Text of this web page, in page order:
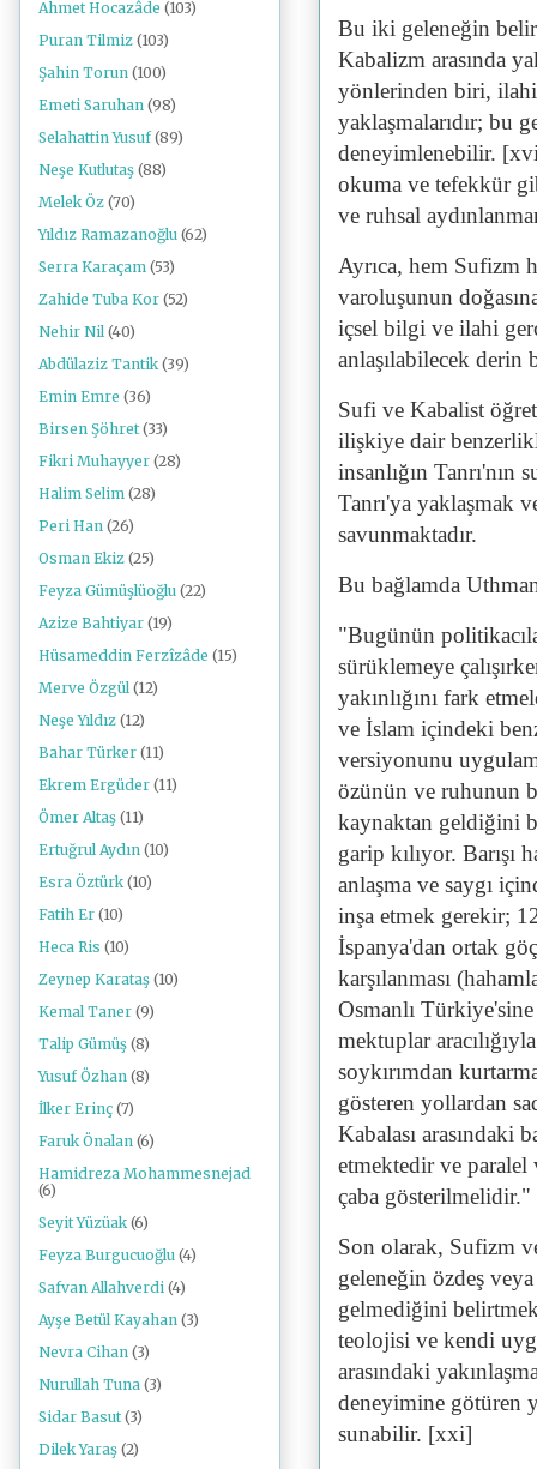
Bu iki geleneğin
Kabalizm arasında
yönlerinden biri,
yaklaşmalarıdır; bu
deneyimlenebilir.
okuma ve tefekkür
ve ruhsal
Ayrıca, hem Sufizm
varoluşunun
içsel bilgi ve ilahi
anlaşılabilecek
Sufi ve Kabalist
ilişkiye dair
insanlığın Tanrı'nın
Tanrı'ya yaklaşmak
savunmaktadır.
Bu bağlamda
"Bugünün
sürüklemeye
yakınlığını fark
ve İslam içindeki
versiyonunu
özünün ve ruhunun
kaynaktan geldiğini
garip kılıyor.
anlaşma ve saygı
inşa etmek gerekir;
İspanya'dan ortak
karşılanması
Osmanlı
mektuplar
soykırımdan
gösteren yollardan
Kabalası arasındaki
etmektedir ve
çaba gösterilmelidir."
Son olarak, Sufizm
geleneğin özdeş
gelmediğini
teolojisi ve kendi
arasındaki
deneyimine götüren
sunabilir. [xxi]
Ahmet Hocazâde (103)
Puran Tilmiz (103)
Şahin Torun (100)
Emeti Saruhan (98)
Selahattin Yusuf (89)
Neşe Kutlutaş (88)
Melek Öz (70)
Yıldız Ramazanoğlu (62)
Serra Karaçam (53)
Zahide Tuba Kor (52)
Nehir Nil (40)
Abdülaziz Tantik (39)
Emin Emre (36)
Birsen Şöhret (33)
Fikri Muhayyer (28)
Halim Selim (28)
Peri Han (26)
Osman Ekiz (25)
Feyza Gümüşlüoğlu (22)
Azize Bahtiyar (19)
Hüsameddin Ferzîzâde (15)
Merve Özgül (12)
Neşe Yıldız (12)
Bahar Türker (11)
Ekrem Ergüder (11)
Ömer Altaş (11)
Ertuğrul Aydın (10)
Esra Öztürk (10)
Fatih Er (10)
Heca Ris (10)
Zeynep Karataş (10)
Kemal Taner (9)
Talip Gümüş (8)
Yusuf Özhan (8)
İlker Erinç (7)
Faruk Önalan (6)
Hamidreza Mohammesnejad
(6)
Seyit Yüzüak (6)
Feyza Burgucuoğlu (4)
Safvan Allahverdi (4)
Ayşe Betül Kayahan (3)
Nevra Cihan (3)
Nurullah Tuna (3)
Sidar Basut (3)
Dilek Yaraş (2)